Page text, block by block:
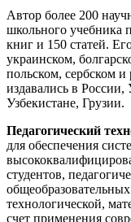
Автор более 200
школьного учебника
книг и 150 статей.
украинском,
польском, сербском
издавались в
Узбекистане, Грузии.
Педагогический
для обеспечения
студентов,
технологической,
счет применения